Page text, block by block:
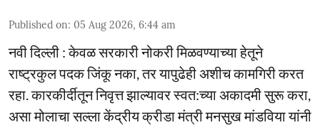
Published on: 05 Aug 2026, 6:44 am
नवी दिल्ली : केवळ सरकारी नोकरी मिळवण्याच्या हेतूने
राष्ट्रकुल पदक जिंकू नका, तर यापुढेही अशीच कामगिरी करत
रहा. कारकीर्दीतून निवृत्त झाल्यावर स्वत:च्या अकादमी सुरू करा,
असा मोलाचा सल्ला केंद्रीय क्रीडा मंत्री मनसुख मांडविया यांनी